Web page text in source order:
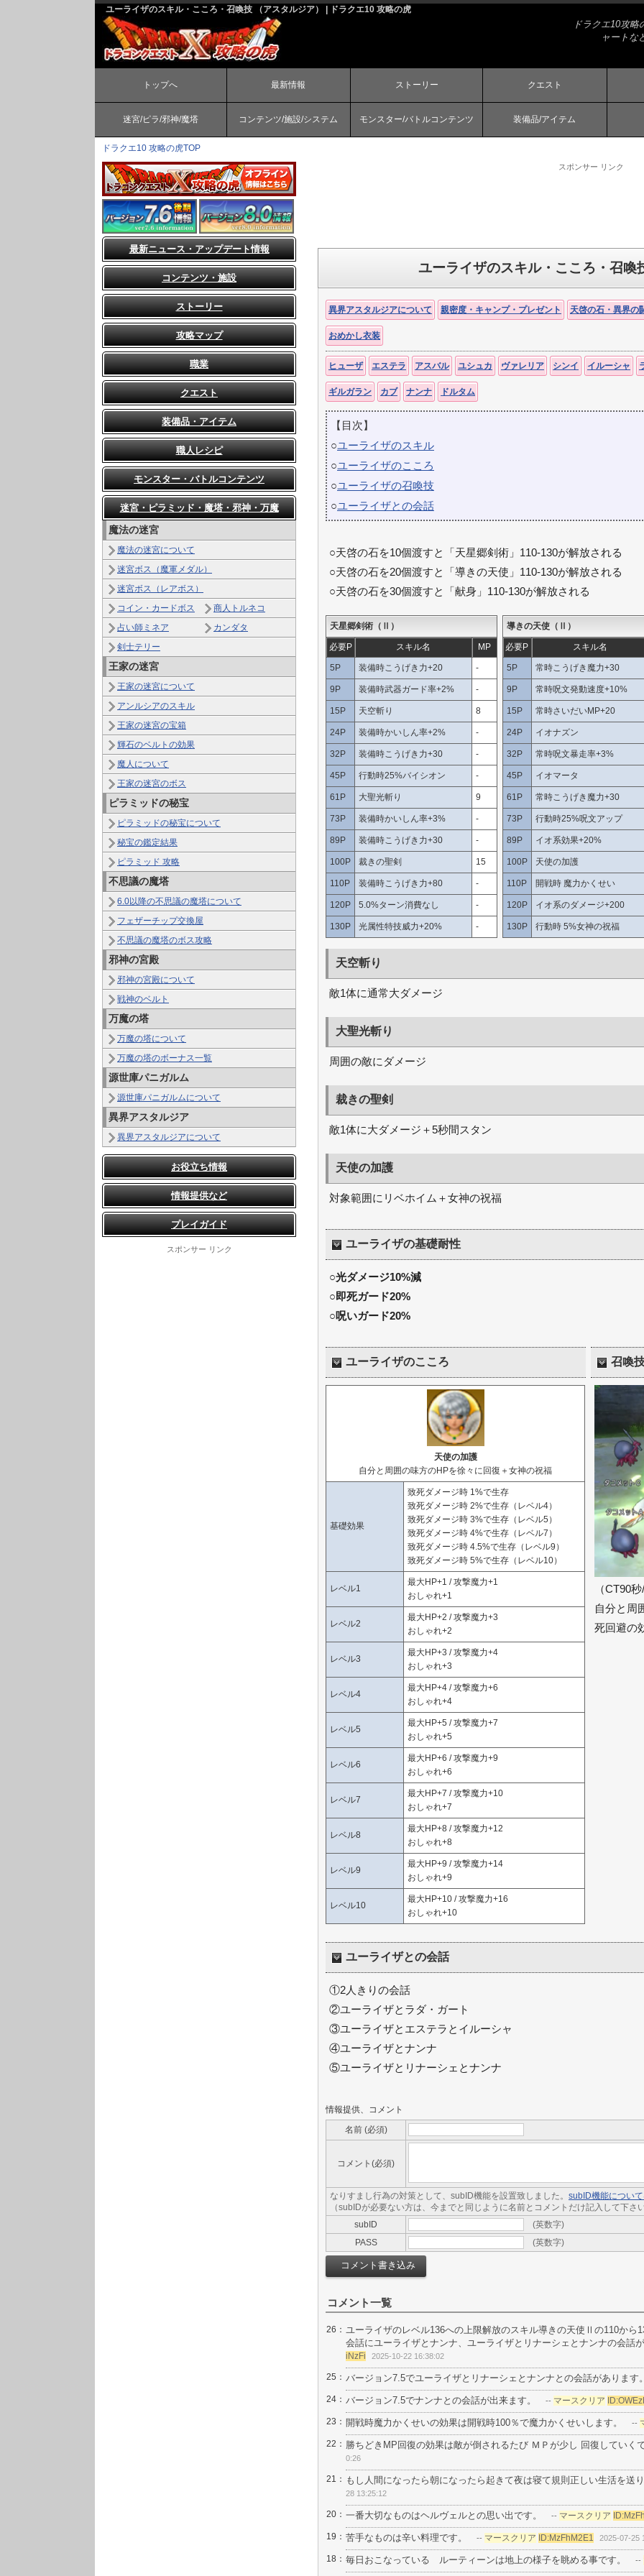
ユーライザのスキル・こころ・召喚技 （アスタルジア） | ドラクエ10 攻略の虎
ドラクエ10攻
ャートな
トップへ 最新情報 ストーリー クエスト
迷宮/ピラ/邪神/魔塔 コンテンツ/施設/システム モンスター/バトルコンテンツ 装備品/アイテム
ドラクエ10 攻略の虎TOP
スポンサー リンク
ユーライザのスキル・こころ・召喚
異界アスタルジアについて 親密度・キャンプ・プレゼント 天啓の石・異界の
おめかし衣装
ヒューザ エステラ アスバル ユシュカ ヴァレリア シンイ イルーシャ
ギルガラン カブ ナンナ ドルタム
【目次】
○ユーライザのスキル
○ユーライザのこころ
○ユーライザの召喚技
○ユーライザとの会話
○天啓の石を10個渡すと「天星郷剣術」110-130が解放される
○天啓の石を20個渡すと「導きの天使」110-130が解放される
○天啓の石を30個渡すと「献身」110-130が解放される
天星郷剣術（Ⅱ）
必要P スキル名 MP
5P 装備時こうげき力+20 -
9P 装備時武器ガード率+2% -
15P 天空斬り 8
24P 装備時かいしん率+2% -
32P 装備時こうげき力+30 -
45P 行動時25%バイシオン -
61P 大聖光斬り 9
73P 装備時かいしん率+3% -
89P 装備時こうげき力+30 -
100P 裁きの聖剣 15
110P 装備時こうげき力+80 -
120P 5.0%ターン消費なし -
130P 光属性特技威力+20% -
導きの天使（Ⅱ）
必要P スキル名
5P 常時こうげき魔力+30
9P 常時呪文発動速度+10%
15P 常時さいだいMP+20
24P イオナズン
32P 常時呪文暴走率+3%
45P イオマータ
61P 常時こうげき魔力+30
73P 行動時25%呪文アップ
89P イオ系効果+20%
100P 天使の加護
110P 開戦時 魔力かくせい
120P イオ系のダメージ+200
130P 行動時 5%女神の祝福
天空斬り
敵1体に通常大ダメージ
大聖光斬り
周囲の敵にダメージ
裁きの聖剣
敵1体に大ダメージ＋5秒間スタン
天使の加護
対象範囲にリベホイム＋女神の祝福
ユーライザの基礎耐性
○光ダメージ10%減
○即死ガード20%
○呪いガード20%
ユーライザのこころ
天使の加護
自分と周囲の味方のHPを徐々に回復＋女神の祝福
基礎効果
致死ダメージ時 1%で生存
致死ダメージ時 2%で生存（レベル4）
致死ダメージ時 3%で生存（レベル5）
致死ダメージ時 4%で生存（レベル7）
致死ダメージ時 4.5%で生存（レベル9）
致死ダメージ時 5%で生存（レベル10）
レベル1
最大HP+1 / 攻撃魔力+1
おしゃれ+1
レベル2
最大HP+2 / 攻撃魔力+3
おしゃれ+2
レベル3
最大HP+3 / 攻撃魔力+4
おしゃれ+3
レベル4
最大HP+4 / 攻撃魔力+6
おしゃれ+4
レベル5
最大HP+5 / 攻撃魔力+7
おしゃれ+5
レベル6
最大HP+6 / 攻撃魔力+9
おしゃれ+6
レベル7
最大HP+7 / 攻撃魔力+10
おしゃれ+7
レベル8
最大HP+8 / 攻撃魔力+12
おしゃれ+8
レベル9
最大HP+9 / 攻撃魔力+14
おしゃれ+9
レベル10
最大HP+10 / 攻撃魔力+16
おしゃれ+10
召喚
（CT90
自分と周
死回避の
ユーライザとの会話
①2人きりの会話
②ユーライザとラダ・ガート
③ユーライザとエステラとイルーシャ
④ユーライザとナンナ
⑤ユーライザとリナーシェとナンナ
情報提供、コメント
名前 (必須)
コメント(必須)
なりすまし行為の対策として、subID機能を設置致しました。 subID機能につい
（subIDが必要ない方は、今までと同じように名前とコメントだけ記入して下さ
subID
(英数字)
PASS
(英数字)
コメント一覧
26： ユーライザのレベル136への上限解放のスキル導きの天使Ⅱの110から
会話にユーライザとナンナ、ユーライザとリナーシェとナンナの会話
iNzFi 2025-10-22 16:38:02
25： バージョン7.5でユーライザとリナーシェとナンナとの会話があります
24： バージョン7.5でナンナとの会話が出来ます。 -- マースクリア
23： 開戦時魔力かくせいの効果は開戦時100％で魔力かくせいします。 --
22： 勝ちどきMP回復の効果は敵が倒されるたび ＭＰが少し 回復していく
0:26
21： もし人間になったら朝になったら起きて夜は寝て規則正しい生活を送
28 13:25:12
20： 一番大切なものはヘルヴェルとの思い出です。 -- マースクリア
19： 苦手なものは辛い料理です。 -- マースクリア ID:MzFhM2E1 2025-07-25
18： 毎日おこなっている ルーティーンは地上の様子を眺める事です。 --
最新ニュース・アップデート情報
コンテンツ・施設
ストーリー
攻略マップ
職業
クエスト
装備品・アイテム
職人レシピ
モンスター・バトルコンテンツ
迷宮・ピラミッド・魔塔・邪神・万魔
魔法の迷宮
魔法の迷宮について
迷宮ボス（魔軍メダル）
迷宮ボス（レアボス）
コイン・カードボス
商人トルネコ
占い師ミネア
カンダタ
剣士テリー
王家の迷宮
王家の迷宮について
アンルシアのスキル
王家の迷宮の宝箱
輝石のベルトの効果
魔人について
王家の迷宮のボス
ピラミッドの秘宝
ピラミッドの秘宝について
秘宝の鑑定結果
ピラミッド 攻略
不思議の魔塔
6.0以降の不思議の魔塔について
フェザーチップ交換屋
不思議の魔塔のボス攻略
邪神の宮殿
邪神の宮殿について
戦神のベルト
万魔の塔
万魔の塔について
万魔の塔のボーナス一覧
源世庫パニガルム
源世庫パニガルムについて
異界アスタルジア
異界アスタルジアについて
お役立ち情報
情報提供など
プレイガイド
スポンサー リンク